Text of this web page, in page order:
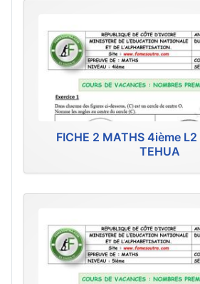
FICHE 2 MATHS 4ième
TEHUA